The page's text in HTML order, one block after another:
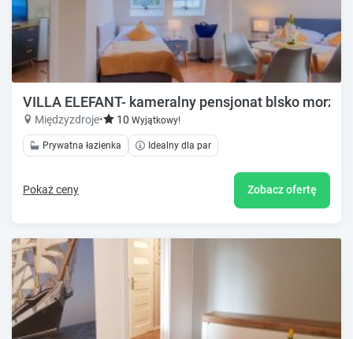
VILLA ELEFANT- kameralny pensjonat blsko morza.
Międzyzdroje• 10 Wyjątkowy!
Prywatna łazienka Idealny dla par
Pokaż ceny Zobacz ofertę